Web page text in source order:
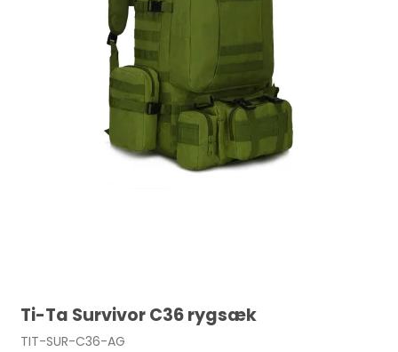
Ti-Ta Survivor C36 rygsæk
TIT-SUR-C36-AG